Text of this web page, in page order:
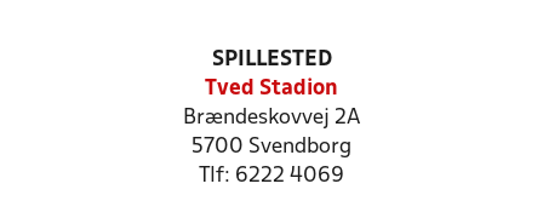
SPILLESTED
Tved Stadion
Brændeskovvej 2A
5700 Svendborg
Tlf: 6222 4069